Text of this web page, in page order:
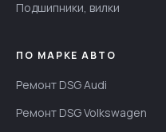
Подшипники, вилки
ПО МАРКЕ АВТО
Ремонт DSG Audi
Ремонт DSG Volkswagen